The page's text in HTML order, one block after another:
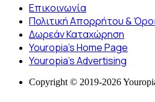
Επικοινωνία
Πολιτική Απορρήτου &
Δωρεάν Καταχώρηση
Youropia’s Home Page
Youropia’s Advertising
Copyright © 2019-2026